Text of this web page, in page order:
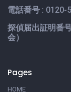
電話番号 : 0120-
探偵届出証明番
会）
Pages
HOME